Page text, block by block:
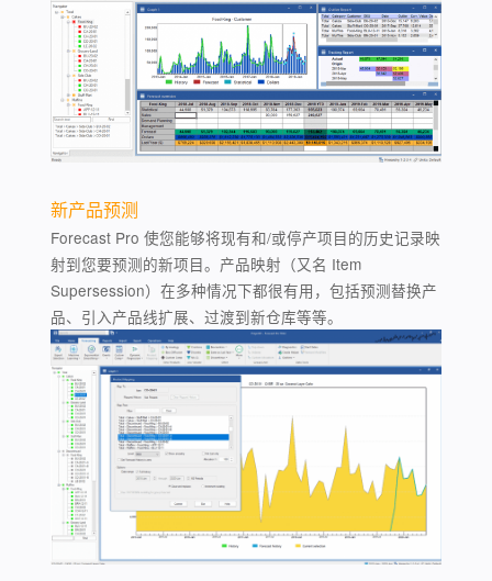
新产品预测
Forecast Pro 使您能够将现有和/或停产项目的历史记录映
射到您要预测的新项目。产品映射（又名 Item
Supersession）在多种情况下都很有用，包括预测替换产
品、引入产品线扩展、过渡到新仓库等等。